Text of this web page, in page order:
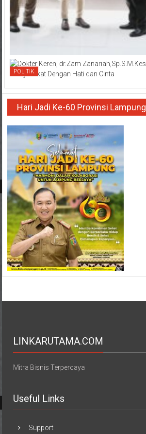
POLITIK
Hari Jadi Ke-60 Provinsi Lampung
LINKARUTAMA.COM
Mitra Bisnis Terpercaya
Useful Links
Support